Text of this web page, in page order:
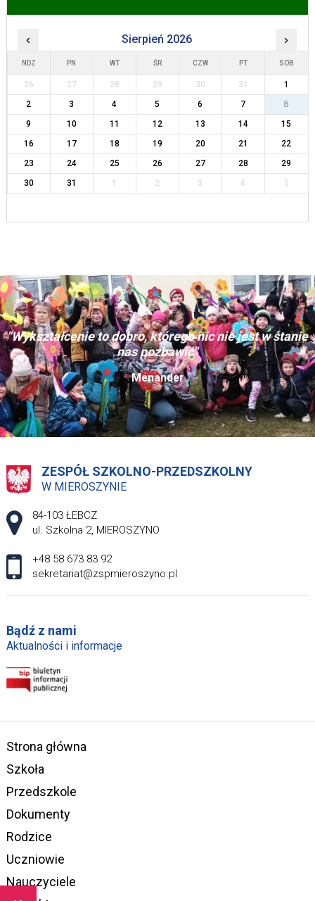
‹ Sierpień 2026 ›
NDZ PN WT ŚR CZW PT SOB
26 27 28 29 30 31
1
2
3 4 5 6 7
8
9
10 11 12 13 14
15
16
17 18 19 20 21
22
23
24 25 26 27 28
29
30
31 1 2 3 4 5
"Wykształcenie to dobro, którego nic nie jest w stanie
nas pozbawić"
Menander
ZESPÓŁ SZKOLNO-PRZEDSZKOLNY
W MIEROSZYNIE
Adres pocztowy:
84-103 ŁEBCZ
ul. Szkolna 2, MIEROSZYNO
+48 58 673 83 92
sekretariat@zspmieroszyno.pl
Bądź z nami
Aktualności i informacje
Strona główna
Szkoła
Przedszkole
Dokumenty
Rodzice
Uczniowie
Nauczyciele